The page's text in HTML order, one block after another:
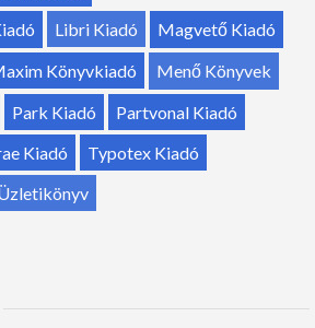
Libri Kiadó
Magvető Kiadó
Könyvkiadó
Menő Könyvek
Park Kiadó
Partvonal Kiadó
Kiadó
Typotex Kiadó